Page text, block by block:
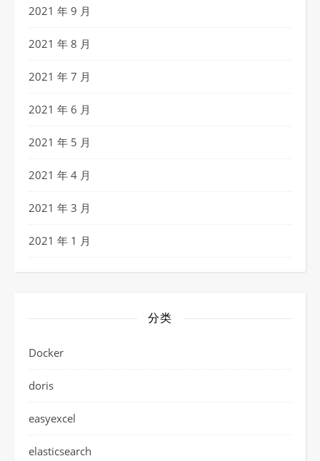
2021 年 9 月
2021 年 8 月
2021 年 7 月
2021 年 6 月
2021 年 5 月
2021 年 4 月
2021 年 3 月
2021 年 1 月
分类
Docker
doris
easyexcel
elasticsearch